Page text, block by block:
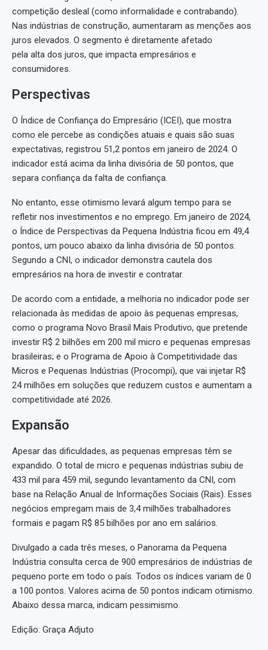
competição desleal (como informalidade e contrabando).
Nas indústrias de construção, aumentaram as menções aos
juros elevados. O segmento é diretamente afetado
pela alta dos juros, que impacta empresários e
consumidores.
Perspectivas
O Índice de Confiança do Empresário (ICEI), que mostra
como ele percebe as condições atuais e quais são suas
expectativas, registrou 51,2 pontos em janeiro de 2024. O
indicador está acima da linha divisória de 50 pontos, que
separa confiança da falta de confiança.
No entanto, esse otimismo levará algum tempo para se
refletir nos investimentos e no emprego. Em janeiro de 2024,
o Índice de Perspectivas da Pequena Indústria ficou em 49,4
pontos, um pouco abaixo da linha divisória de 50 pontos.
Segundo a CNI, o indicador demonstra cautela dos
empresários na hora de investir e contratar.
De acordo com a entidade, a melhoria no indicador pode ser
relacionada às medidas de apoio às pequenas empresas,
como o programa Novo Brasil Mais Produtivo, que pretende
investir R$ 2 bilhões em 200 mil micro e pequenas empresas
brasileiras; e o Programa de Apoio à Competitividade das
Micros e Pequenas Indústrias (Procompi), que vai injetar R$
24 milhões em soluções que reduzem custos e aumentam a
competitividade até 2026.
Expansão
Apesar das dificuldades, as pequenas empresas têm se
expandido. O total de micro e pequenas indústrias subiu de
433 mil para 459 mil, segundo levantamento da CNI, com
base na Relação Anual de Informações Sociais (Rais). Esses
negócios empregam mais de 3,4 milhões trabalhadores
formais e pagam R$ 85 bilhões por ano em salários.
Divulgado a cada três meses, o Panorama da Pequena
Indústria consulta cerca de 900 empresários de indústrias de
pequeno porte em todo o país. Todos os índices variam de 0
a 100 pontos. Valores acima de 50 pontos indicam otimismo.
Abaixo dessa marca, indicam pessimismo.
Edição: Graça Adjuto